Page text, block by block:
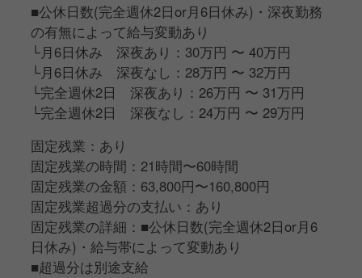
■公休日数(完全週休2日or月6日休み)・深夜勤務
の有無によって給与変動あり
└月6日休み 深夜あり：30万円 〜 40万円
└月6日休み 深夜なし：28万円 〜 32万円
└完全週休2日 深夜あり：26万円 〜 31万円
└完全週休2日 深夜なし：24万円 〜 29万円
固定残業：あり
固定残業の時間：21時間〜60時間
固定残業の金額：63,800円〜160,800円
固定残業超過分の支払い：あり
固定残業の詳細：■公休日数(完全週休2日or月6
日休み)・給与帯によって変動あり
■超過分は別途支給